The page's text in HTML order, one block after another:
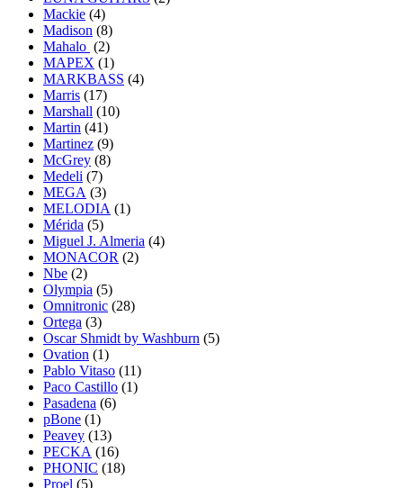
Mackie (4)
Madison (8)
Mahalo (2)
MAPEX (1)
MARKBASS (4)
Marris (17)
Marshall (10)
Martin (41)
Martinez (9)
McGrey (8)
Medeli (7)
MEGA (3)
MELODIA (1)
Mérida (5)
Miguel J. Almeria (4)
MONACOR (2)
Nbe (2)
Olympia (5)
Omnitronic (28)
Ortega (3)
Oscar Shmidt by Washburn (5)
Ovation (1)
Pablo Vitaso (11)
Paco Castillo (1)
Pasadena (6)
pBone (1)
Peavey (13)
PECKA (16)
PHONIC (18)
Proel (5)